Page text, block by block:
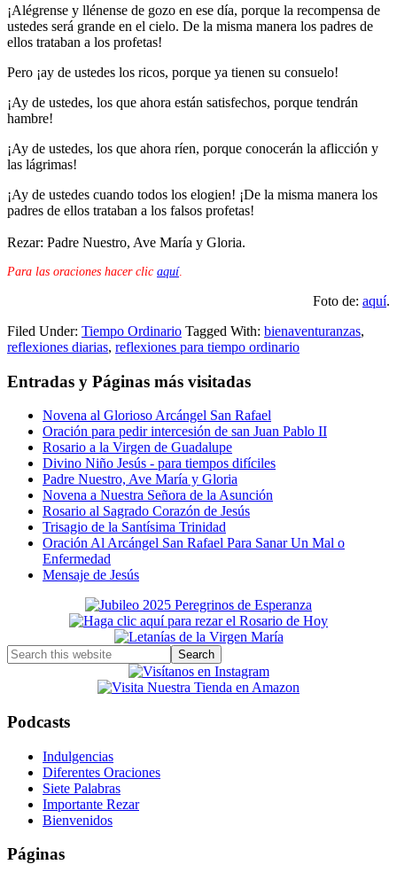
¡Alégrense y llénense de gozo en ese día, porque la recompensa de
ustedes será grande en el cielo. De la misma manera los padres de
ellos trataban a los profetas!
Pero ¡ay de ustedes los ricos, porque ya tienen su consuelo!
¡Ay de ustedes, los que ahora están satisfechos, porque tendrán
hambre!
¡Ay de ustedes, los que ahora ríen, porque conocerán la aflicción y
las lágrimas!
¡Ay de ustedes cuando todos los elogien! ¡De la misma manera los
padres de ellos trataban a los falsos profetas!
Rezar: Padre Nuestro, Ave María y Gloria.
Para las oraciones hacer clic aquí.
Foto de: aquí.
Filed Under: Tiempo Ordinario Tagged With: bienaventuranzas,
reflexiones diarias, reflexiones para tiempo ordinario
Entradas y Páginas más visitadas
Novena al Glorioso Arcángel San Rafael
Oración para pedir intercesión de san Juan Pablo II
Rosario a la Virgen de Guadalupe
Divino Niño Jesús - para tiempos difíciles
Padre Nuestro, Ave María y Gloria
Novena a Nuestra Señora de la Asunción
Rosario al Sagrado Corazón de Jesús
Trisagio de la Santísima Trinidad
Oración Al Arcángel San Rafael Para Sanar Un Mal o
Enfermedad
Mensaje de Jesús
Primary
Sidebar
Search
this
Podcasts
Indulgencias
Diferentes Oraciones
Siete Palabras
Importante Rezar
Bienvenidos
Páginas